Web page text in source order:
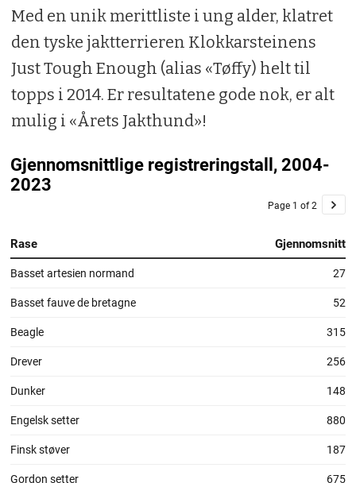
Med en unik merittliste i ung alder, klatret
den tyske jaktterrieren Klokkarsteinens
Just Tough Enough (alias «Tøffy) helt til
topps i 2014. Er resultatene gode nok, er alt
mulig i «Årets Jakthund»!